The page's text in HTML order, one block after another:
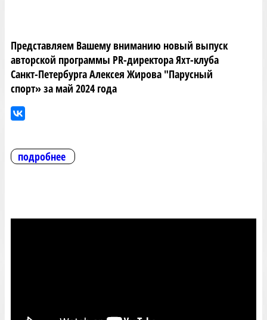
Представляем Вашему вниманию новый выпуск
авторской программы PR-директора Яхт-клуба
Санкт-Петербурга Алексея Жирова "Парусный
спорт» за май 2024 года
подробнее